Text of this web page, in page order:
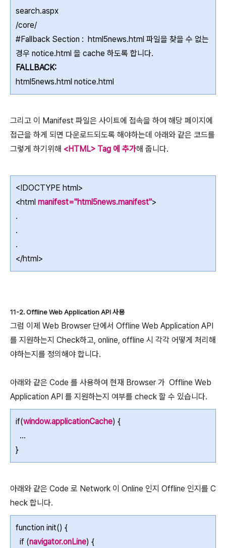
search.aspx
/core/
#Fallback Section : html5news.html 파일을 찾을 수 없는
경우 notice.html 을 cache 하도록 합니다.
FALLBACK:
html5news.html notice.html
그리고 이 Manifest 파일은 사이트에 접속을 하여 해당 페이지에
접근을 하게 되면 다운로드되도록 해야하는데 아래와 같은 코드를
그렇게 하기위해 <HTML> Tag 에 추가해 줍니다.
<!DOCTYPE html>
<html manifest="html5news.manifest">
.
.
.
</html>
11-2. Offline Web Application API 사용
그럼 이제 Web Browser 단에서 Offline Web Application API
를 지원하는지 Check하고, online, offline 시 각각 어떻게 처리해
야하는지를 정의해야 합니다.
아래와 같은 Code 를 사용하여 현재 Browser 가 Offline Web
Application API 를 지원하는지 여부를 check 할 수 있습니다.
if(window.applicationCache) {
...
}
아래와 같은 Code 로 Network 이 Online 인지 Offline 인지를 C
heck 합니다.
function init() {
if (navigator.onLine) {